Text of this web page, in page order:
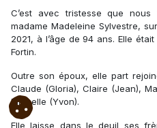
C’est avec tristesse que
madame Madeleine Sylvestre,
2021, à l’âge de 94 ans. Elle
Fortin.
Outre son époux, elle part
Claude (Gloria), Claire (Jean),
Michelle (Yvon).
Elle laisse dans le deuil ses